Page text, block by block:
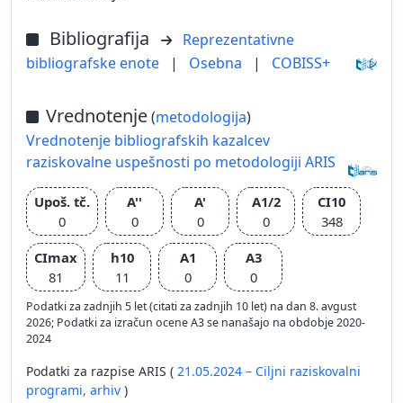
Bibliografija
Reprezentativne
bibliografske enote
| Osebna | COBISS+
Vrednotenje(metodologija)
Vrednotenje bibliografskih kazalcev
raziskovalne uspešnosti po metodologiji ARIS
Upoš. tč.
0
A''
0
A'
0
A1/2
0
CI10
348
CImax
81
h10
11
A1
0
A3
0
Podatki za zadnjih 5 let (citati za zadnjih 10 let) na dan 8. avgust
2026; Podatki za izračun ocene A3 se nanašajo na obdobje 2020-
2024
Podatki za razpise ARIS ( 21.05.2024 – Ciljni raziskovalni
programi, arhiv )